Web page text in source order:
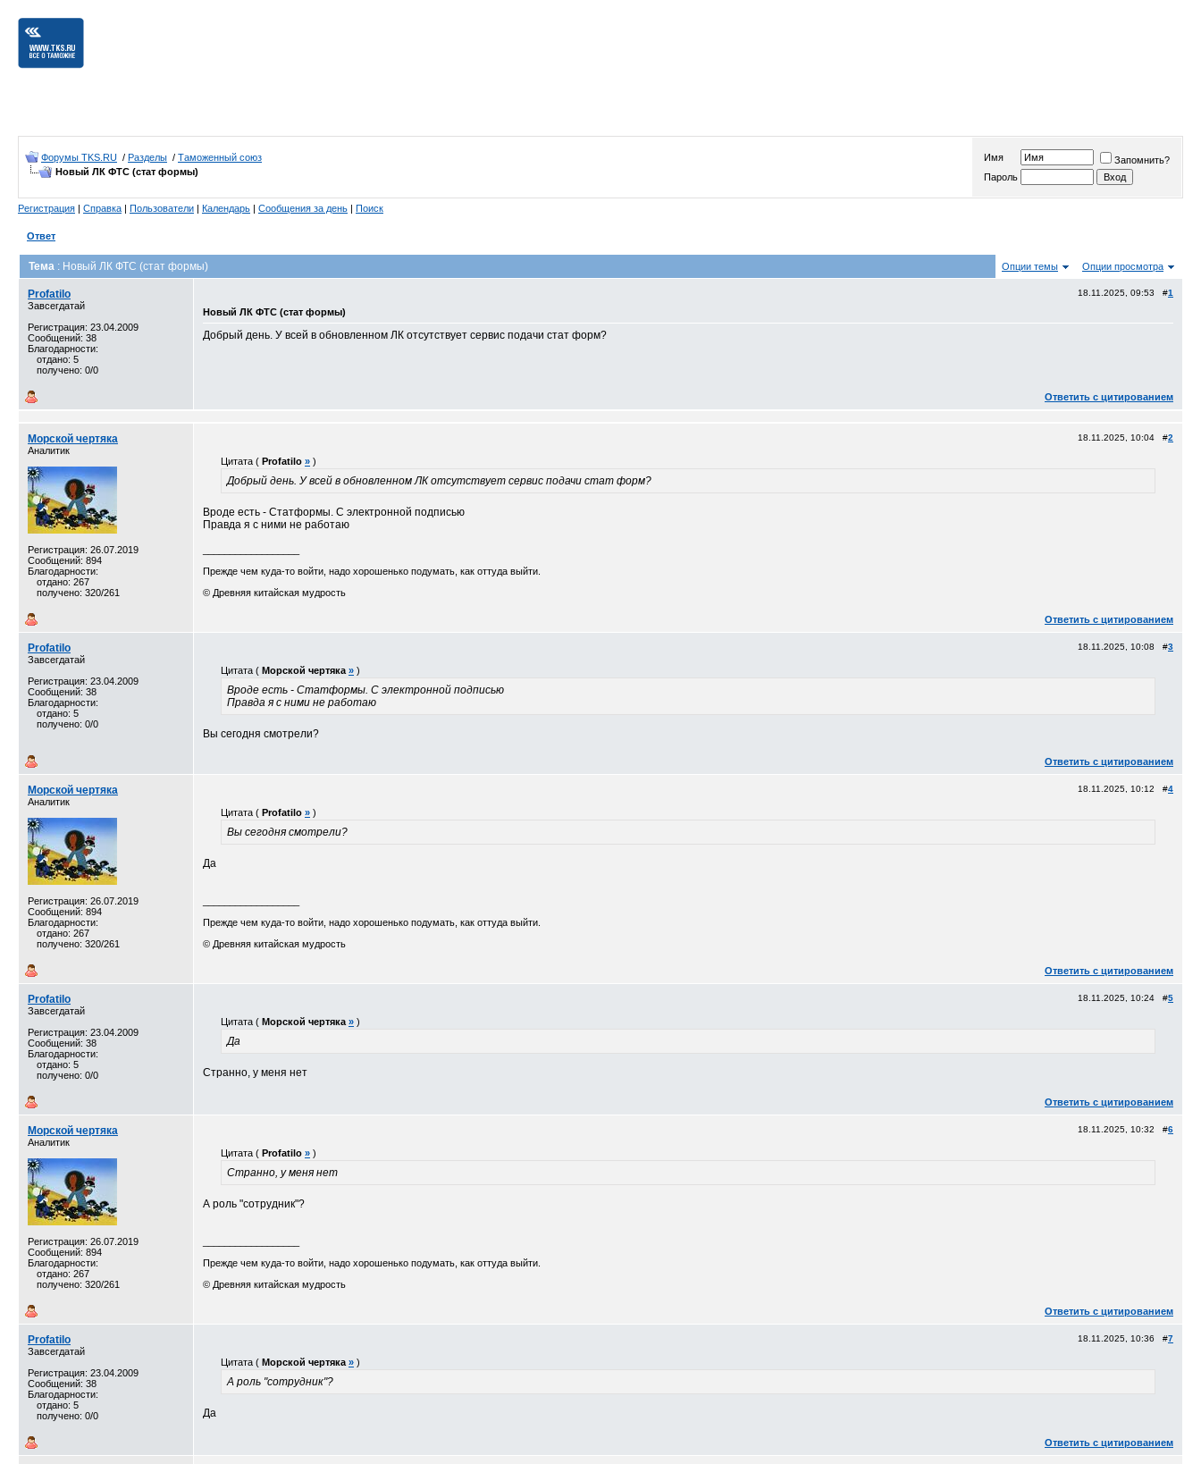
Форумы TKS.RU / Разделы / Таможенный союз
Новый ЛК ФТС (стат формы)
Имя
Запомнить?
Пароль
Регистрация | Справка | Пользователи | Календарь | Сообщения за день | Поиск
Ответ
Тема : Новый ЛК ФТС (стат формы) Опции темы Опции просмотра
Profatilo
Завсегдатай
Регистрация: 23.04.2009
Сообщений: 38
Благодарности:
отдано: 5
получено: 0/0
18.11.2025, 09:53 #1
Новый ЛК ФТС (стат формы)
Добрый день. У всей в обновленном ЛК отсутствует сервис подачи стат форм?
Ответить с цитированием
Морской чертяка
Аналитик
Регистрация: 26.07.2019
Сообщений: 894
Благодарности:
отдано: 267
получено: 320/261
18.11.2025, 10:04 #2
Цитата ( Profatilo » )
Добрый день. У всей в обновленном ЛК отсутствует сервис подачи стат форм?
Вроде есть - Статформы. С электронной подписью
Правда я с ними не работаю
Прежде чем куда-то войти, надо хорошенько подумать, как оттуда выйти.
© Древняя китайская мудрость
Ответить с цитированием
Profatilo
Завсегдатай
Регистрация: 23.04.2009
Сообщений: 38
Благодарности:
отдано: 5
получено: 0/0
18.11.2025, 10:08 #3
Цитата ( Морской чертяка » )
Вроде есть - Статформы. С электронной подписью
Правда я с ними не работаю
Вы сегодня смотрели?
Ответить с цитированием
Морской чертяка
Аналитик
Регистрация: 26.07.2019
Сообщений: 894
Благодарности:
отдано: 267
получено: 320/261
18.11.2025, 10:12 #4
Цитата ( Profatilo » )
Вы сегодня смотрели?
Да
Прежде чем куда-то войти, надо хорошенько подумать, как оттуда выйти.
© Древняя китайская мудрость
Ответить с цитированием
Profatilo
Завсегдатай
Регистрация: 23.04.2009
Сообщений: 38
Благодарности:
отдано: 5
получено: 0/0
18.11.2025, 10:24 #5
Цитата ( Морской чертяка » )
Да
Странно, у меня нет
Ответить с цитированием
Морской чертяка
Аналитик
Регистрация: 26.07.2019
Сообщений: 894
Благодарности:
отдано: 267
получено: 320/261
18.11.2025, 10:32 #6
Цитата ( Profatilo » )
Странно, у меня нет
А роль "сотрудник"?
Прежде чем куда-то войти, надо хорошенько подумать, как оттуда выйти.
© Древняя китайская мудрость
Ответить с цитированием
Profatilo
Завсегдатай
Регистрация: 23.04.2009
Сообщений: 38
Благодарности:
отдано: 5
получено: 0/0
18.11.2025, 10:36 #7
Цитата ( Морской чертяка » )
А роль "сотрудник"?
Да
Ответить с цитированием